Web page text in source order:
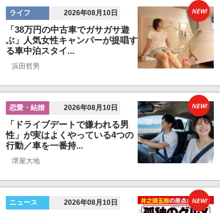
ライフ 2026年08月10日
「38万円の中古車でガサガサ遊
ぶ」人気女性キャンパーが提唱す
る車中泊スタイ...
浜田哲男
NEW!
恋愛・結婚 2026年08月10日
「ドライブデートで嫌われる男
性」が実はよくやっている4つの
行動／車を一番持...
堺屋大地
NEW!
ニュース 2026年08月10日 NEW!